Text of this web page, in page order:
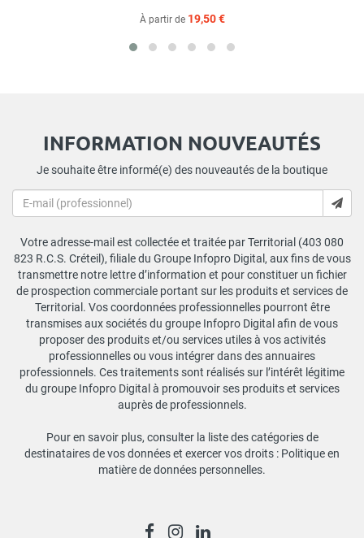
À partir de 19,50 €
INFORMATION NOUVEAUTÉS
Je souhaite être informé(e) des nouveautés de la boutique
Votre adresse-mail est collectée et traitée par Territorial (403 080
823 R.C.S. Créteil), filiale du Groupe Infopro Digital, aux fins de vous
transmettre notre lettre d’information et pour constituer un fichier
de prospection commerciale portant sur les produits et services de
Territorial. Vos coordonnées professionnelles pourront être
transmises aux sociétés du groupe Infopro Digital afin de vous
proposer des produits et/ou services utiles à vos activités
professionnelles ou vous intégrer dans des annuaires
professionnels. Ces traitements sont réalisés sur l’intérêt légitime
du groupe Infopro Digital à promouvoir ses produits et services
auprès de professionnels.
Pour en savoir plus, consulter la liste des catégories de
destinataires de vos données et exercer vos droits : Politique en
matière de données personnelles.